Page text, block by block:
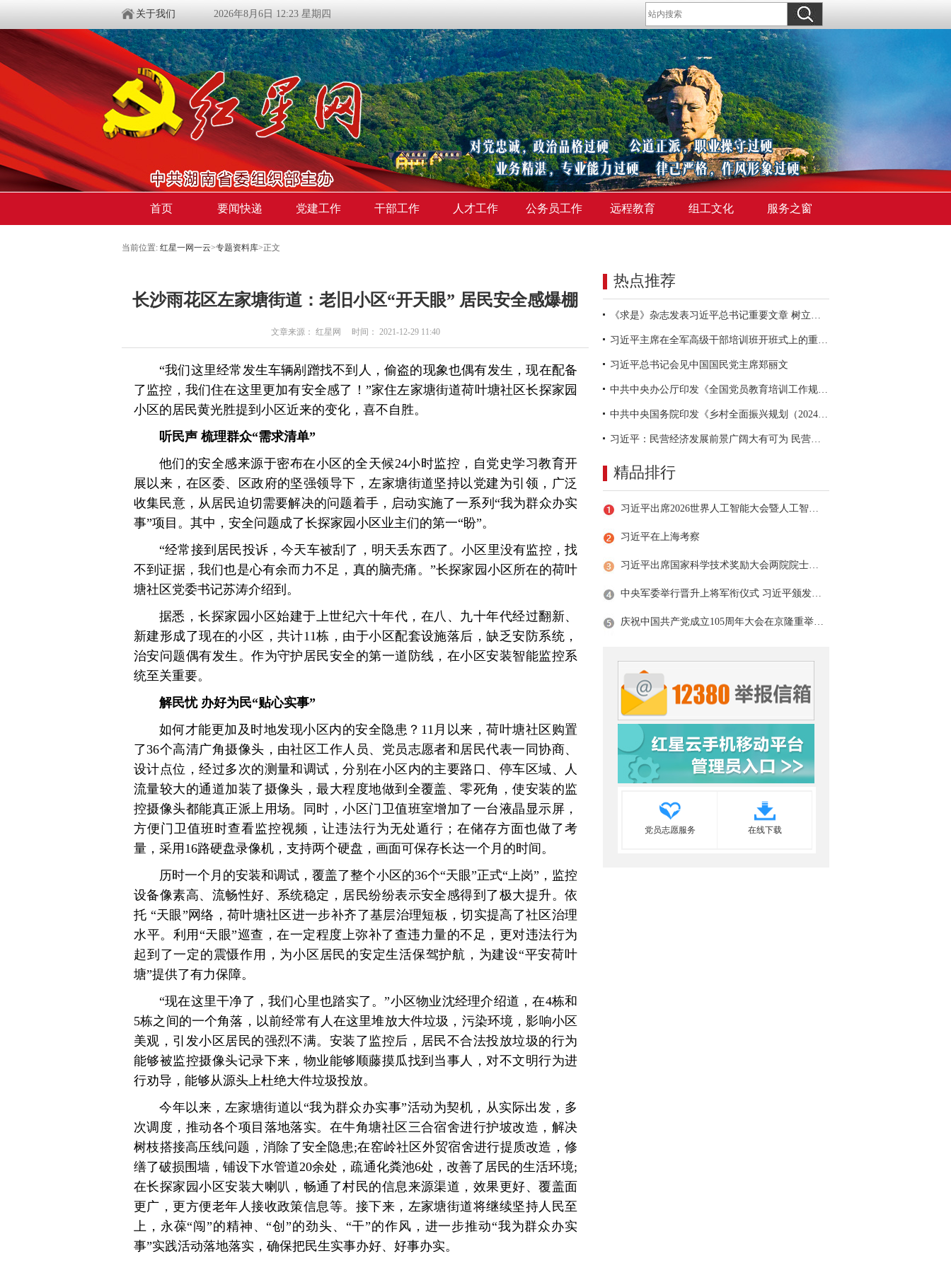
关于我们 2026年8月6日 12:23 星期四
首页 要闻快递 党建工作 干部工作 人才工作 公务员工作 远程教育 组工文化 服务之窗
当前位置: 红星一网一云>专题资料库>正文
长沙雨花区左家塘街道：老旧小区“开天眼” 居民安全感爆棚
文章来源： 红星网 时间： 2021-12-29 11:40
“我们这里经常发生车辆剐蹭找不到人，偷盗的现象也偶有发生，现在配备
了监控，我们住在这里更加有安全感了！”家住左家塘街道荷叶塘社区长探家园
小区的居民黄光胜提到小区近来的变化，喜不自胜。
听民声 梳理群众“需求清单”
他们的安全感来源于密布在小区的全天候24小时监控，自党史学习教育开
展以来，在区委、区政府的坚强领导下，左家塘街道坚持以党建为引领，广泛
收集民意，从居民迫切需要解决的问题着手，启动实施了一系列“我为群众办实
事”项目。其中，安全问题成了长探家园小区业主们的第一“盼”。
“经常接到居民投诉，今天车被刮了，明天丢东西了。小区里没有监控，找
不到证据，我们也是心有余而力不足，真的脑壳痛。”长探家园小区所在的荷叶
塘社区党委书记苏涛介绍到。
据悉，长探家园小区始建于上世纪六十年代，在八、九十年代经过翻新、
新建形成了现在的小区，共计11栋，由于小区配套设施落后，缺乏安防系统，
治安问题偶有发生。作为守护居民安全的第一道防线，在小区安装智能监控系
统至关重要。
解民忧 办好为民“贴心实事”
如何才能更加及时地发现小区内的安全隐患？11月以来，荷叶塘社区购置
了36个高清广角摄像头，由社区工作人员、党员志愿者和居民代表一同协商、
设计点位，经过多次的测量和调试，分别在小区内的主要路口、停车区域、人
流量较大的通道加装了摄像头，最大程度地做到全覆盖、零死角，使安装的监
控摄像头都能真正派上用场。同时，小区门卫值班室增加了一台液晶显示屏，
方便门卫值班时查看监控视频，让违法行为无处遁行；在储存方面也做了考
量，采用16路硬盘录像机，支持两个硬盘，画面可保存长达一个月的时间。
历时一个月的安装和调试，覆盖了整个小区的36个“天眼”正式“上岗”，监控
设备像素高、流畅性好、系统稳定，居民纷纷表示安全感得到了极大提升。依
托 “天眼”网络，荷叶塘社区进一步补齐了基层治理短板，切实提高了社区治理
水平。利用“天眼”巡查，在一定程度上弥补了查违力量的不足，更对违法行为
起到了一定的震慑作用，为小区居民的安定生活保驾护航，为建设“平安荷叶
塘”提供了有力保障。
“现在这里干净了，我们心里也踏实了。”小区物业沈经理介绍道，在4栋和
5栋之间的一个角落，以前经常有人在这里堆放大件垃圾，污染环境，影响小区
美观，引发小区居民的强烈不满。安装了监控后，居民不合法投放垃圾的行为
能够被监控摄像头记录下来，物业能够顺藤摸瓜找到当事人，对不文明行为进
行劝导，能够从源头上杜绝大件垃圾投放。
今年以来，左家塘街道以“我为群众办实事”活动为契机，从实际出发，多
次调度，推动各个项目落地落实。在牛角塘社区三合宿舍进行护坡改造，解决
树枝搭接高压线问题，消除了安全隐患;在窑岭社区外贸宿舍进行提质改造，修
缮了破损围墙，铺设下水管道20余处，疏通化粪池6处，改善了居民的生活环境;
在长探家园小区安装大喇叭，畅通了村民的信息来源渠道，效果更好、覆盖面
更广，更方便老年人接收政策信息等。接下来，左家塘街道将继续坚持人民至
上，永葆“闯”的精神、“创”的劲头、“干”的作风，进一步推动“我为群众办实
事”实践活动落地落实，确保把民生实事办好、好事办实。
热点推荐
《求是》杂志发表习近平总书记重要文章 树立和践行正确政绩观
习近平主席在全军高级干部培训班开班式上的重要讲话引领全军开展思想整风、深化政治整训
习近平总书记会见中国国民党主席郑丽文
中共中央办公厅印发《全国党员教育培训工作规划（2024－2028年）》
中共中央国务院印发《乡村全面振兴规划（2024—2027年）》
习近平：民营经济发展前景广阔大有可为 民营企业和民营企业家大显身手正当其时
精品排行
习近平出席2026世界人工智能大会暨人工智能全球治理高级别会议开幕式并发表主旨讲话
习近平在上海考察
习近平出席国家科学技术奖励大会两院院士大会中国科协第十一次全国代表大会并发表重要讲话
中央军委举行晋升上将军衔仪式 习近平颁发命令状并向晋衔的军官表示祝贺
庆祝中国共产党成立105周年大会在京隆重举行 习近平发表重要讲话
党员志愿服务 在线下载